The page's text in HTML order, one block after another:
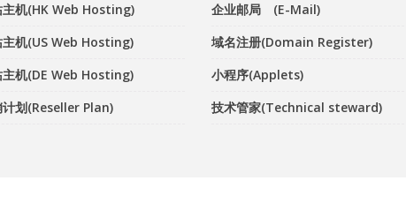
主机(HK Web Hosting)
主机(US Web Hosting)
主机(DE Web Hosting)
划(Reseller Plan)
企业邮局 (E-Mail)
域名注册(Domain Register)
小程序(Applets)
技术管家(Technical steward)